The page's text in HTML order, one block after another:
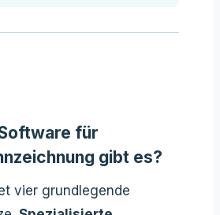
für
gibt es?
vier grundlegende